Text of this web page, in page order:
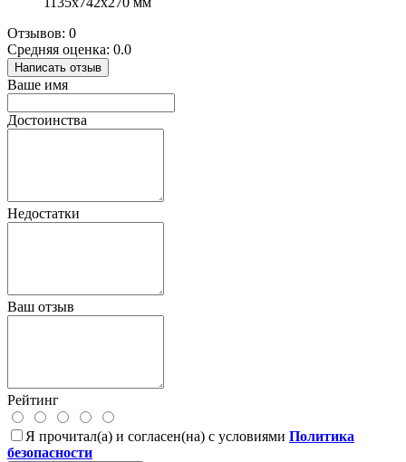
Отзывов: 0
Средняя оценка: 0.0
Написать отзыв
Ваше имя
Достоинства
Недостатки
Ваш отзыв
Рейтинг
Я прочитал(а) и согласен(на) с условиями Политика
безопасности